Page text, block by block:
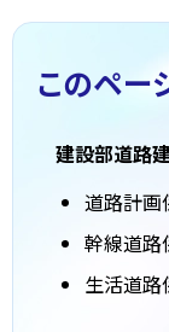
このペー
建設部道路
道路計
幹線道
生活道